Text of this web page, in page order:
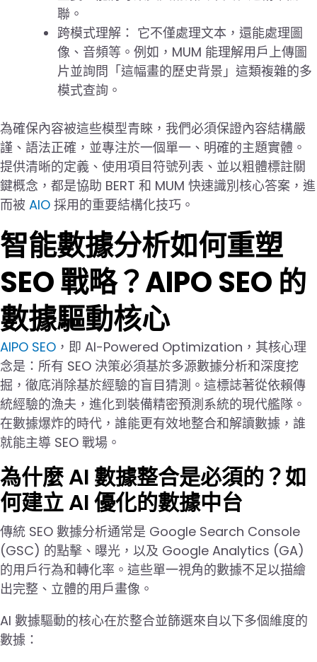
聯。
跨模式理解： 它不僅處理文本，還能處理圖
像、音頻等。例如，MUM 能理解用戶上傳圖
片並詢問「這幅畫的歷史背景」這類複雜的多
模式查詢。
為確保內容被這些模型青睞，我們必須保證內容結構嚴
謹、語法正確，並專注於一個單一、明確的主題實體。
提供清晰的定義、使用項目符號列表、並以粗體標註關
鍵概念，都是協助 BERT 和 MUM 快速識別核心答案，進
而被 AIO 採用的重要結構化技巧。
智能數據分析如何重塑
SEO 戰略？AIPO SEO 的
數據驅動核心
AIPO SEO ，即 AI-Powered Optimization，其核心理
念是：所有 SEO 決策必須基於多源數據分析和深度挖
掘，徹底消除基於經驗的盲目猜測。這標誌著從依賴傳
統經驗的漁夫，進化到裝備精密預測系統的現代艦隊。
在數據爆炸的時代，誰能更有效地整合和解讀數據，誰
就能主導 SEO 戰場。
為什麼 AI 數據整合是必須的？如
何建立 AI 優化的數據中台
傳統 SEO 數據分析通常是 Google Search Console
(GSC) 的點擊、曝光，以及 Google Analytics (GA)
的用戶行為和轉化率。這些單一視角的數據不足以描繪
出完整、立體的用戶畫像。
AI 數據驅動的核心在於整合並篩選來自以下多個維度的
數據：